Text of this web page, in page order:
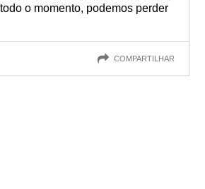
o momento, podemos perder
COMPARTILHAR